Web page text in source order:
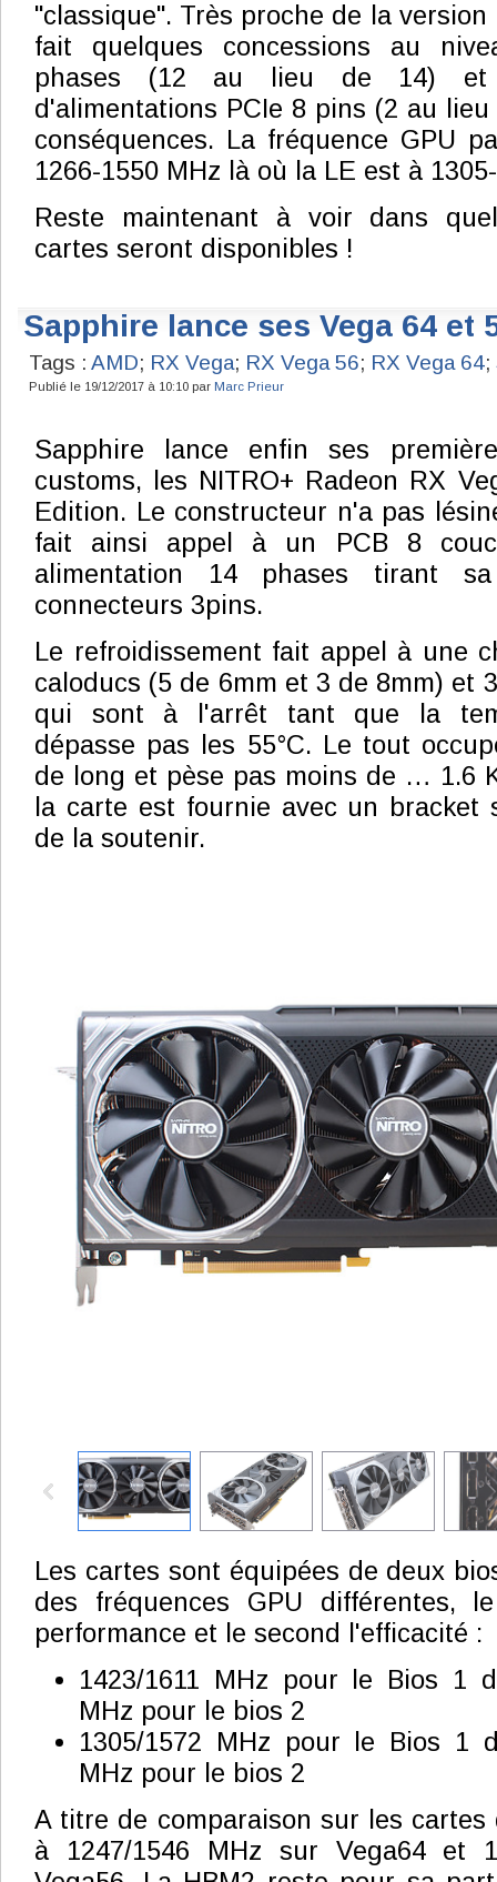
"classique". Très proche de la
fait quelques concessions au
phases (12 au lieu de 14) et
d'alimentations PCIe 8 pins (2 au
conséquences. La fréquence GPU
1266-1550 MHz là où la LE est à
Reste maintenant à voir dans
cartes seront disponibles !
Sapphire lance ses Vega 64 et
Tags : AMD; RX Vega; RX Vega 56; RX Vega 64;
Publié le 19/12/2017 à 10:10 par Marc Prieur
Sapphire lance enfin ses
customs, les NITRO+ Radeon RX
Edition. Le constructeur n'a pas
fait ainsi appel à un PCB 8
alimentation 14 phases tirant
connecteurs 3pins.
Le refroidissement fait appel à une
caloducs (5 de 6mm et 3 de 8mm) et
qui sont à l'arrêt tant que la
dépasse pas les 55°C. Le tout
de long et pèse pas moins de … 1.6
la carte est fournie avec un bracket
de la soutenir.
Les cartes sont équipées de deux
des fréquences GPU différentes,
performance et le second l'efficacité :
1423/1611 MHz pour le Bios 1
MHz pour le bios 2
1305/1572 MHz pour le Bios 1
MHz pour le bios 2
A titre de comparaison sur les cartes
à 1247/1546 MHz sur Vega64 et